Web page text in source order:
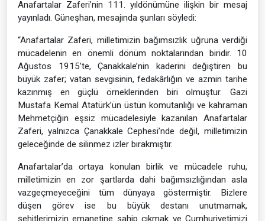
Anafartalar Zaferi’nin 111. yıldönümüne ilişkin bir mesaj
yayınladı. Güneşhan, mesajında şunları söyledi:
“Anafartalar Zaferi, milletimizin bağımsızlık uğruna verdiği
mücadelenin en önemli dönüm noktalarından biridir. 10
Ağustos 1915’te, Çanakkale’nin kaderini değiştiren bu
büyük zafer; vatan sevgisinin, fedakârlığın ve azmin tarihe
kazınmış en güçlü örneklerinden biri olmuştur. Gazi
Mustafa Kemal Atatürk’ün üstün komutanlığı ve kahraman
Mehmetçiğin eşsiz mücadelesiyle kazanılan Anafartalar
Zaferi, yalnızca Çanakkale Cephesi’nde değil, milletimizin
geleceğinde de silinmez izler bırakmıştır.
Anafartalar’da ortaya konulan birlik ve mücadele ruhu,
milletimizin en zor şartlarda dahi bağımsızlığından asla
vazgeçmeyeceğini tüm dünyaya göstermiştir. Bizlere
düşen görev ise bu büyük destanı unutmamak,
şehitlerimizin emanetine sahip çıkmak ve Cumhuriyetimizi